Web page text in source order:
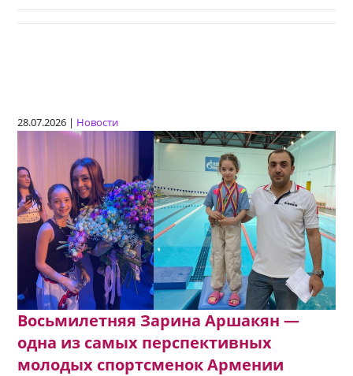
28.07.2026 | Новости
Восьмилетняя Зарина Аршакян —
одна из самых перспективных
молодых спортсменок Армении